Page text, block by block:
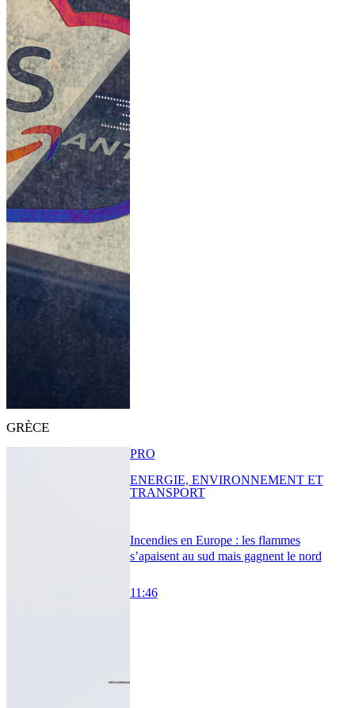
GRÈCE
Incendies en Europe : les flammes
s’apaisent au sud mais gagnent le nord
11:46
PRO
ENERGIE, ENVIRONNEMENT ET
TRANSPORT